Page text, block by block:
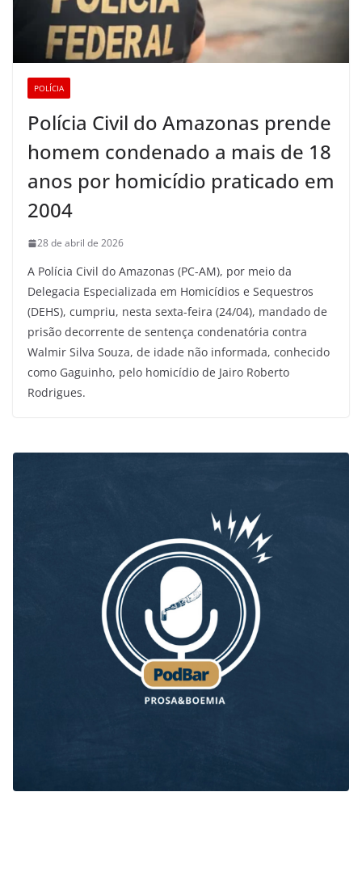
POLÍCIA
Polícia Civil do Amazonas prende
homem condenado a mais de 18
anos por homicídio praticado em
2004
28 de abril de 2026
A Polícia Civil do Amazonas (PC-AM), por meio da
Delegacia Especializada em Homicídios e Sequestros
(DEHS), cumpriu, nesta sexta-feira (24/04), mandado de
prisão decorrente de sentença condenatória contra
Walmir Silva Souza, de idade não informada, conhecido
como Gaguinho, pelo homicídio de Jairo Roberto
Rodrigues.